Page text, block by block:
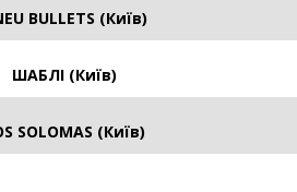
BULLETS (Київ)
ШАБЛІ (Київ)
SOLOMAS (Київ)